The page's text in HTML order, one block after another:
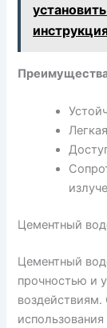
Цементный
Цементный
прочностью и